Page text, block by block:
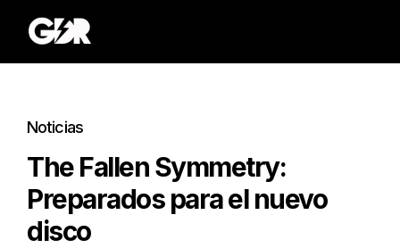
Noticias
The Fallen Symmetry:
Preparados para el nuevo
disco